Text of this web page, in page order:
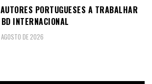
PORTUGUESES A TRABALHAR
INTERNACIONAL
DE 2026